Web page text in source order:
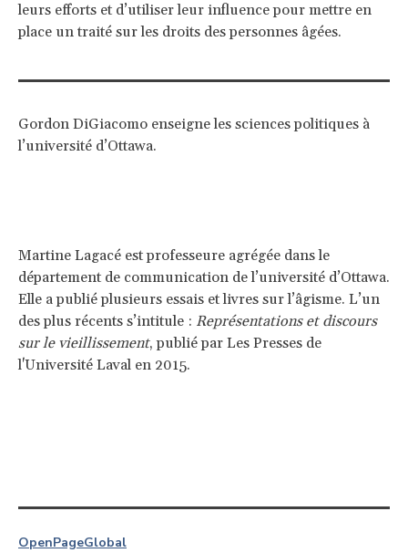
leurs efforts et d’utiliser leur influence pour mettre en
place un traité sur les droits des personnes âgées.
Gordon DiGiacomo enseigne les sciences politiques à
l’université d’Ottawa.
Martine Lagacé est professeure agrégée dans le
département de communication de l’université d’Ottawa.
Elle a publié plusieurs essais et livres sur l’âgisme. L’un
des plus récents s’intitule : Représentations et discours
sur le vieillissement, publié par Les Presses de
l'Université Laval en 2015.
OpenPageGlobal